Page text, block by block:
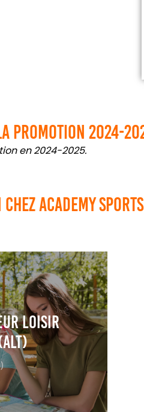
promotion 2024-
en 2024-2025.
Academy
LOISIR